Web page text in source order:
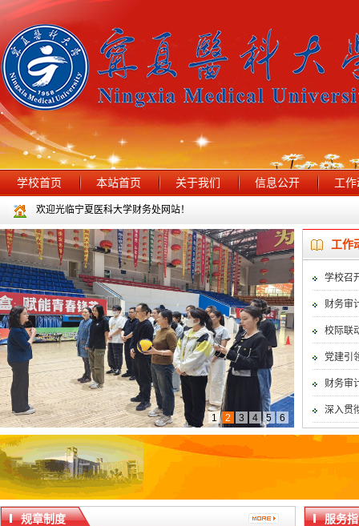
学校首页 本站首页 关于我们 信息公开 工
欢迎光临宁夏医科大学财务处网站！
1 2 3 4 5 6
工作
学校召
财务审
校际联
党建引
财务审
深入贯
规章制度 服务